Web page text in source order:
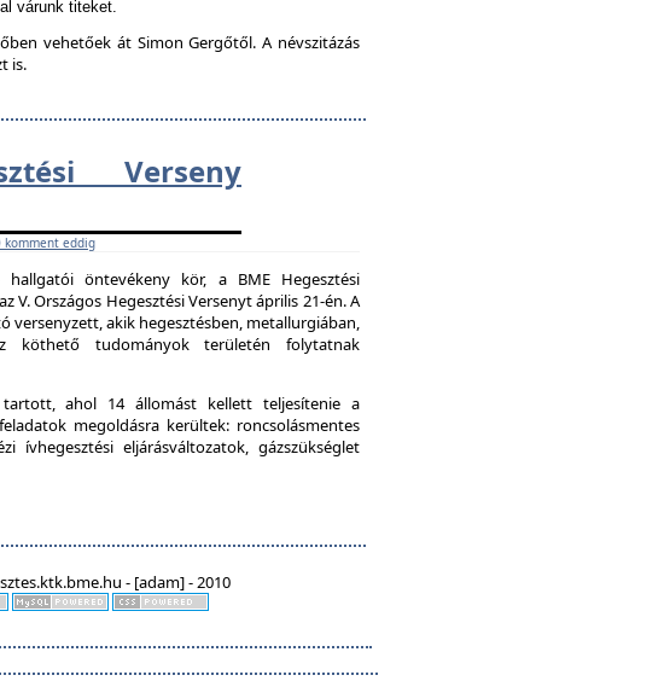
várunk titeket.
vehetőek át Simon Gergőtől. A névszitázás
is.
Verseny
komment eddig
öntevékeny kör, a BME Hegesztési
V. Országos Hegesztési Versenyt április 21-én. A
akik hegesztésben, metallurgiában,
köthető tudományok területén folytatnak
ahol 14 állomást kellett teljesítenie a
megoldásra kerültek: roncsolásmentes
ívhegesztési eljárásváltozatok, gázszükséglet
- [adam] - 2010